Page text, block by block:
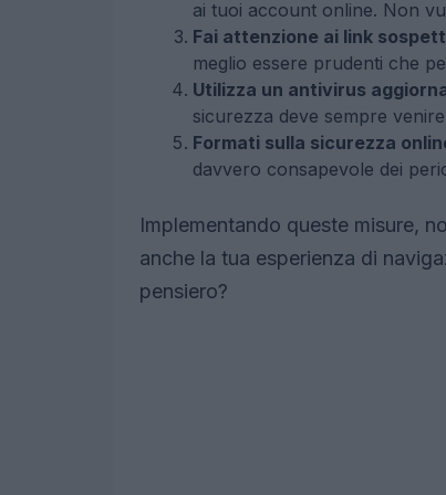
ai tuoi account online. Non
Fai attenzione ai link
meglio essere prudenti che
Utilizza un antivirus
sicurezza deve sempre
Formati sulla sicurezza
davvero consapevole dei
Implementando queste misure,
anche la tua esperienza di
pensiero?